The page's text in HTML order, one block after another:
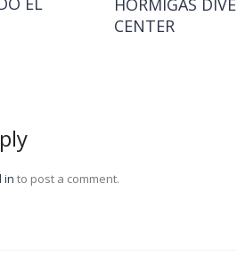
HORMIGAS DIVE
CENTER
in to post a comment.